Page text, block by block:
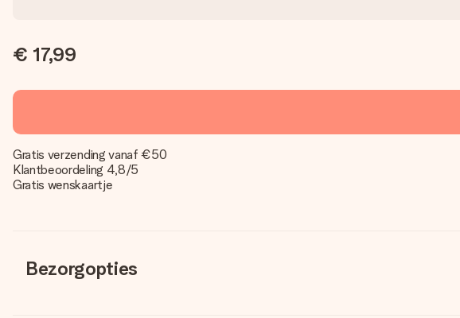
€ 17,99
Gratis verzending vanaf €50
Klantbeoordeling 4,8/5
Gratis wenskaartje
Bezorgopties